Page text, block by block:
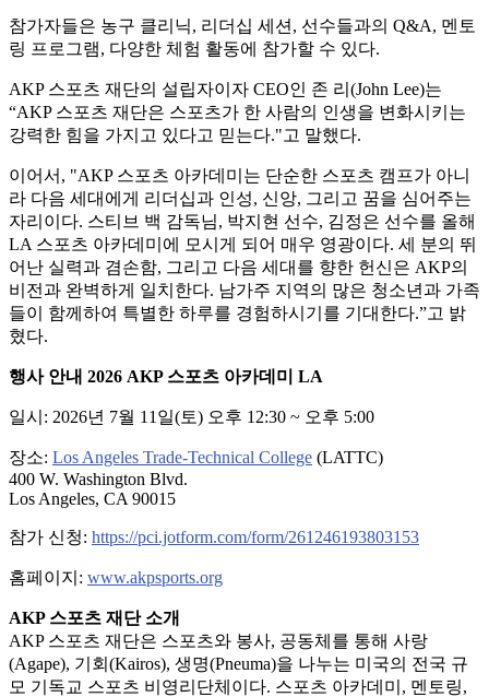
참가자들은 농구 클리닉, 리더십 세션, 선수들과의 Q&A, 멘토
링 프로그램, 다양한 체험 활동에 참가할 수 있다.
AKP 스포츠 재단의 설립자이자 CEO인 존 리(John Lee)는
“AKP 스포츠 재단은 스포츠가 한 사람의 인생을 변화시키는
강력한 힘을 가지고 있다고 믿는다."고 말했다.
이어서, "AKP 스포츠 아카데미는 단순한 스포츠 캠프가 아니
라 다음 세대에게 리더십과 인성, 신앙, 그리고 꿈을 심어주는
자리이다. 스티브 백 감독님, 박지현 선수, 김정은 선수를 올해
LA 스포츠 아카데미에 모시게 되어 매우 영광이다. 세 분의 뛰
어난 실력과 겸손함, 그리고 다음 세대를 향한 헌신은 AKP의
비전과 완벽하게 일치한다. 남가주 지역의 많은 청소년과 가족
들이 함께하여 특별한 하루를 경험하시기를 기대한다.”고 밝
혔다.
행사 안내 2026 AKP 스포츠 아카데미 LA
일시: 2026년 7월 11일(토) 오후 12:30 ~ 오후 5:00
장소: Los Angeles Trade-Technical College (LATTC)
400 W. Washington Blvd.
Los Angeles, CA 90015
참가 신청: https://pci.jotform.com/form/261246193803153
홈페이지: www.akpsports.org
AKP 스포츠 재단 소개
AKP 스포츠 재단은 스포츠와 봉사, 공동체를 통해 사랑
(Agape), 기회(Kairos), 생명(Pneuma)을 나누는 미국의 전국 규
모 기독교 스포츠 비영리단체이다. 스포츠 아카데미, 멘토링,